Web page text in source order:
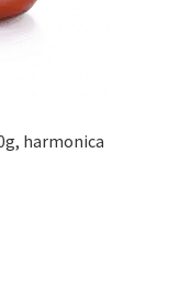
harmonica